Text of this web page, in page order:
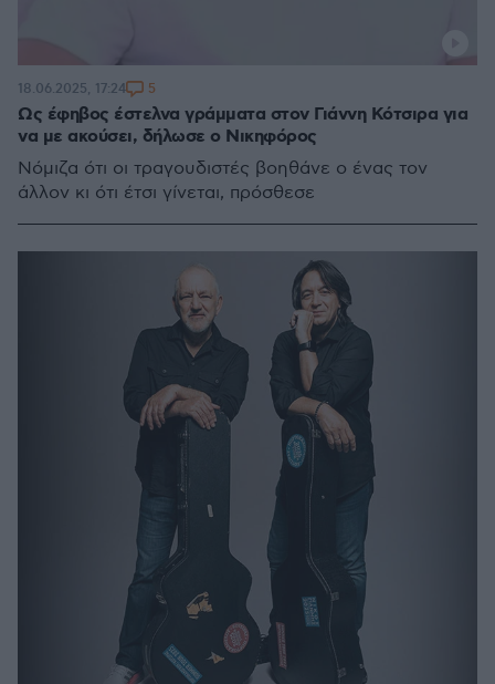
Ως έφηβος έστελνα γράμματα στον Γιάννη Κότσιρα για
να με ακούσει, δήλωσε ο Νικηφόρος
Νόμιζα ότι οι τραγουδιστές βοηθάνε ο ένας τον
άλλον κι ότι έτσι γίνεται, πρόσθεσε
18.06.2025, 17:24 5